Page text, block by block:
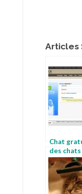
Articles
Chat
des chats
poils